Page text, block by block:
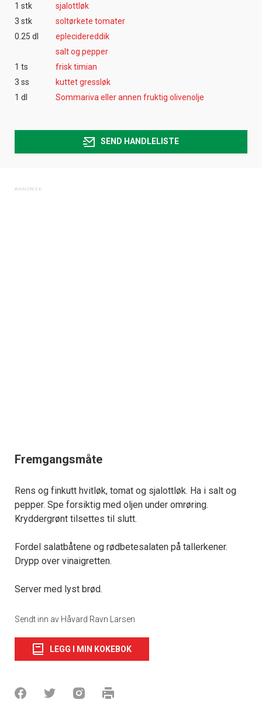
1 stk
sjalottløk
3 stk
soltørkete tomater
0.25 dl
eplecidereddik
salt og pepper
1 ts
frisk timian
3 ss
kuttet gressløk
1 dl
Sommariva eller annen fruktig olivenolje
SEND HANDLELISTE
Fremgangsmåte
Rens og finkutt hvitløk, tomat og sjalottløk. Ha i salt og
pepper. Spe forsiktig med oljen under omrøring.
Kryddergrønt tilsettes til slutt.
Fordel salatbåtene og rødbetesalaten på tallerkener.
Drypp over vinaigretten.
Server med lyst brød.
Sendt inn av Håvard Ravn Larsen
LEGG I MIN KOKEBOK